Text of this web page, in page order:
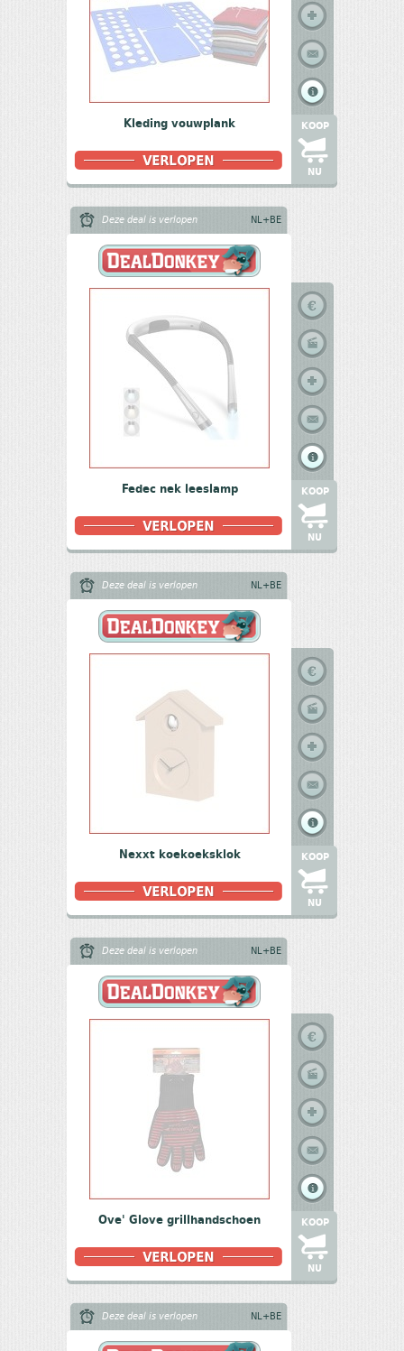
Kleding vouwplank KOOP
NU
Deze deal is verlopen NL+BE
Fedec nek leeslamp KOOP
NU
Deze deal is verlopen NL+BE
Nexxt koekoeksklok KOOP
NU
Deze deal is verlopen NL+BE
Ove' Glove grillhandschoen KOOP
NU
Deze deal is verlopen NL+BE